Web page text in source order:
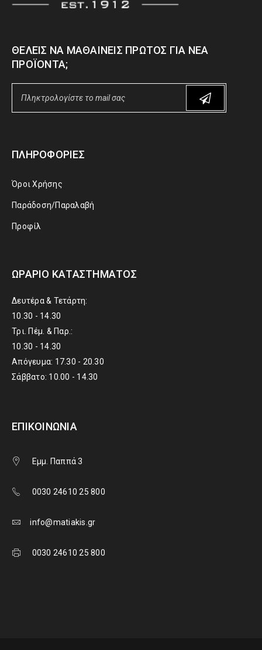
ΘΈΛΕΙΣ ΝΑ ΜΑΘΑΊΝΕΙΣ ΠΡΏΤΟΣ ΓΙΑ ΝΈΑ
ΠΡΟΪΌΝΤΑ;
ΠΛΗΡΟΦΟΡΊΕΣ
Όροι Χρήσης
Παράδοση/Παραλαβή
Προφίλ
ΩΡΆΡΙΟ ΚΑΤΑΣΤΉΜΑΤΟΣ
Δευτέρα & Τετάρτη:
10.30 - 14.30
Τρι. Πέμ. & Παρ.:
10.30 - 14.30
Απόγευμα: 17.30 - 20.30
Σάββατο: 10.00 - 14.30
ΕΠΙΚΟΙΝΩΝΊΑ
Εμμ. Παππά 3
0030 24610 25 800
info@matiakis.gr
0030 24610 25 800